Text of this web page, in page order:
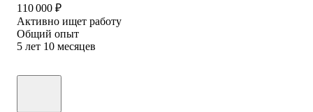
110 000 ₽
Активно ищет работу
Общий опыт
5 лет 10 месяцев